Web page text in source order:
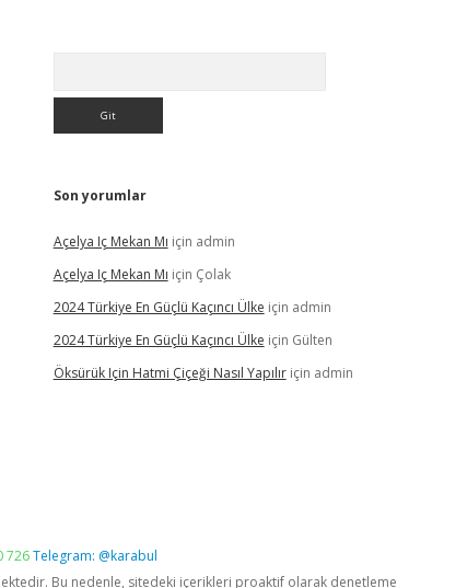
Son yorumlar
Açelya Iç Mekan Mı için admin
Açelya Iç Mekan Mı için Çolak
2024 Türkiye En Güçlü Kaçıncı Ülke için admin
2024 Türkiye En Güçlü Kaçıncı Ülke için Gülten
Öksürük Için Hatmi Çiçeği Nasıl Yapılıriçin admin
726Telegram: @karabul
Bu nedenle, sitedeki içerikleri proaktif olarak denetleme